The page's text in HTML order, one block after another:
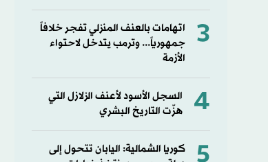
3
اتهامات بالعنف المنزلي تفجر خلافاً
جمهورياً... وترمب يتدخل لاحتواء
الأزمة
4
السجل الأسود لأعنف الزلازل التي
هزّت التاريخ البشري
كوريا الشمالية: اليابان تتحول إلى